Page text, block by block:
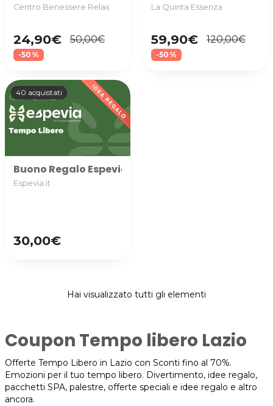
Centro Benessere Relax
24,90€ 50,00€
-50%
La Quinta Essenza
59,90€ 120,00€
-50%
40 acquistati
Buono Regalo Espevia utilizzabile nella
Espevia.it
30,00€
Hai visualizzato tutti gli elementi
Coupon Tempo libero Lazio
Offerte Tempo Libero in Lazio con Sconti fino al 70%.
Emozioni per il tuo tempo libero. Divertimento, idee regalo,
pacchetti SPA, palestre, offerte speciali e idee regalo e altro
ancora.